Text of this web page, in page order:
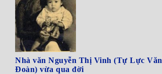
Nhà văn Nguyễn Thị Vinh (Tự Lực Văn
Đoàn) vừa qua đời